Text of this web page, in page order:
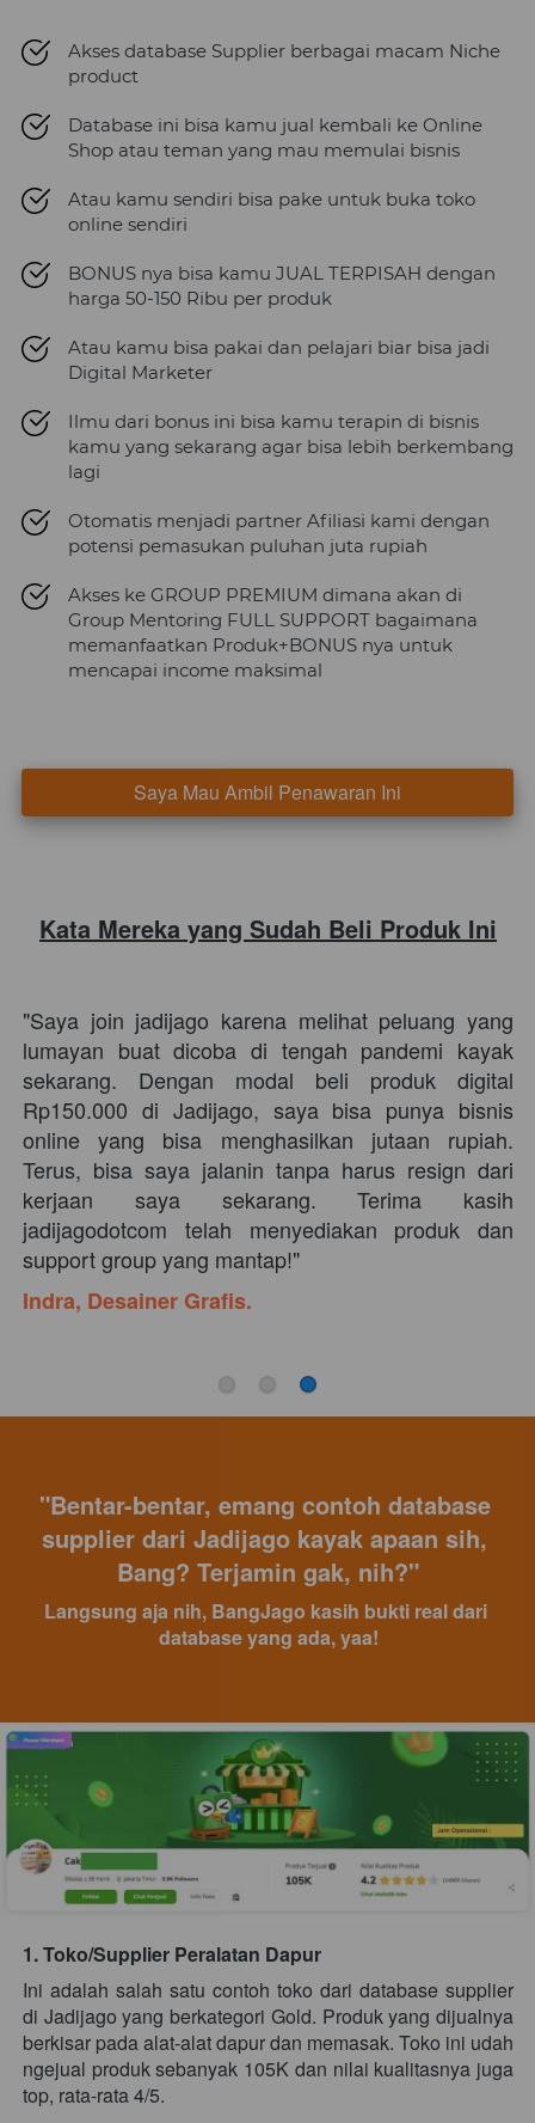
Akses database Supplier berbagai macam Niche
product
Database ini bisa kamu jual kembali ke Online
Shop atau teman yang mau memulai bisnis
Atau kamu sendiri bisa pake untuk buka toko
online sendiri
BONUS nya bisa kamu JUAL TERPISAH dengan
harga 50-150 Ribu per produk
Atau kamu bisa pakai dan pelajari biar bisa jadi
Digital Marketer
Ilmu dari bonus ini bisa kamu terapin di bisnis
kamu yang sekarang agar bisa lebih berkembang
lagi
Otomatis menjadi partner Afiliasi kami dengan
potensi pemasukan puluhan juta rupiah
Akses ke GROUP PREMIUM dimana akan di
Group Mentoring FULL SUPPORT bagaimana
memanfaatkan Produk+BONUS nya untuk
mencapai income maksimal
`Saya Mau Ambil Penawaran Ini
Kata Mereka yang Sudah Beli Produk Ini
"Saya join jadijago karena melihat peluang yang
lumayan buat dicoba di tengah pandemi kayak
sekarang. Dengan modal beli produk digital
Rp150.000 di Jadijago, saya bisa punya bisnis
online yang bisa menghasilkan jutaan rupiah.
Terus, bisa saya jalanin tanpa harus resign dari
kerjaan saya sekarang. Terima kasih
jadijagodotcom telah menyediakan produk dan
support group yang mantap!"
Indra, Desainer Grafis.
"Bentar-bentar, emang contoh database
supplier dari Jadijago kayak apaan sih,
Bang? Terjamin gak, nih?"
Langsung aja nih, BangJago kasih bukti real dari
database yang ada, yaa!
1. Toko/Supplier Peralatan Dapur
Ini adalah salah satu contoh toko dari database supplier
di Jadijago yang berkategori Gold. Produk yang dijualnya
berkisar pada alat-alat dapur dan memasak. Toko ini udah
ngejual produk sebanyak 105K dan nilai kualitasnya juga
top, rata-rata 4/5.